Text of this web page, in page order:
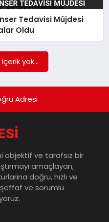
Tedavisi Müjdesi
Oldu
yok...
Adresi
objektif ve tarafsız bir
amaçlayan,
doğru, hızlı ve
ve sorumlu